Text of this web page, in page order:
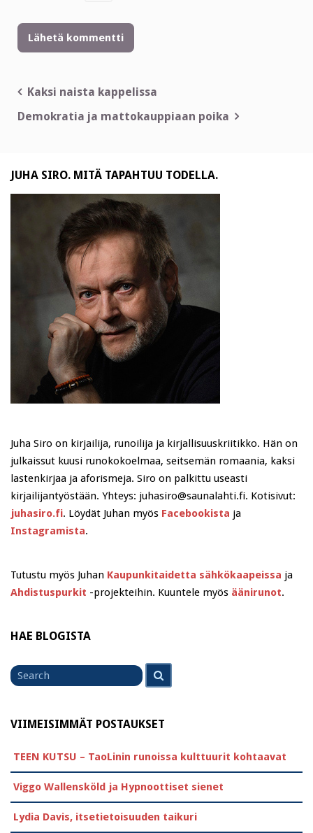
Artikkelien
selaus
Kaksi naista kappelissa
Demokratia ja mattokauppiaan poika
JUHA SIRO. MITÄ TAPAHTUU TODELLA.
Juha Siro on kirjailija, runoilija ja kirjallisuuskriitikko. Hän on
julkaissut kuusi runokokoelmaa, seitsemän romaania, kaksi
lastenkirjaa ja aforismeja. Siro on palkittu useasti
kirjailijantyöstään. Yhteys: juhasiro@saunalahti.fi. Kotisivut:
juhasiro.fi. Löydät Juhan myös Facebookista ja
Instagramista.
Tutustu myös Juhan Kaupunkitaidetta sähkökaapeissa ja
Ahdistuspurkit -projekteihin. Kuuntele myös äänirunot.
HAE BLOGISTA
Search
for
VIIMEISIMMÄT POSTAUKSET
TEEN KUTSU – TaoLinin runoissa kulttuurit kohtaavat
Viggo Wallensköld ja Hypnoottiset sienet
Lydia Davis, itsetietoisuuden taikuri